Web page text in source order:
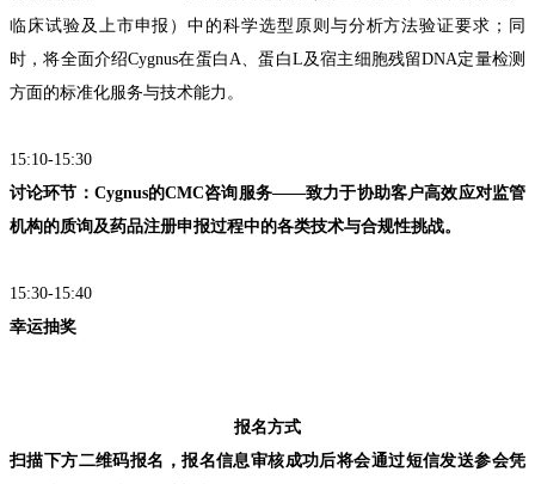
临床试验及上市申报）中的科学选型原则与分析方法验证要求；同
时，将全面介绍Cygnus在蛋白A、蛋白L及宿主细胞残留DNA定量检测
方面的标准化服务与技术能力。
15:10-15:30
讨论环节： Cygnus的CMC咨询服务——致力于协助客户高效应对监管
机构的质询及药品注册申报过程中的各类技术与合规性挑战。
15:30-15:40
幸运抽奖
报名方式
扫描下方二维码报名 ，报名信息审核成功后将会通过短信发送参会凭